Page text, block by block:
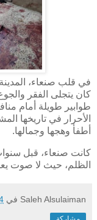
في قلب صنعاء،
كان يتجلى الفقر
طوابير طويلة أمام
الأحرار في تاريخها
أطفأ وهجها وجمالها.
كانت صنعاء، قبل
الظلم، حيث لا صوت
Saleh Alsulaiman في